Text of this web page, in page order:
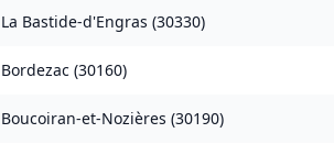
La Bastide-d'Engras (30330)
Bordezac (30160)
Boucoiran-et-Nozières (30190)